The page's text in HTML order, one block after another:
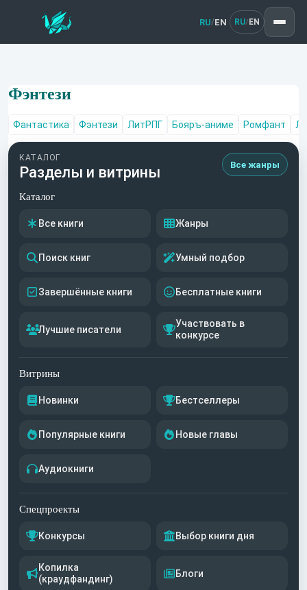
RU/EN RU/ EN
Фэнтези
Фантастика Фэнтези ЛитРПГ Бояръ-аниме Ромфант
КАТАЛОГ
Разделы и витрины Все жанры
Каталог
Все книги Жанры
Поиск книг Умный подбор
Завершённые книги Бесплатные книги
Лучшие писатели
Участвовать в
конкурсе
Витрины
Новинки Бестселлеры
Популярные книги Новые главы
Аудиокниги
Спецпроекты
Конкурсы Выбор книги дня
Копилка
(краудфандинг)
Блоги